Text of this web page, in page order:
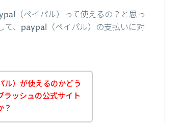
（ペイパル）って使えるの？と思っ
て、paypal（ペイパル）の支払いに対
ル）が使えるのかどう
ラッシュの公式サイト
？